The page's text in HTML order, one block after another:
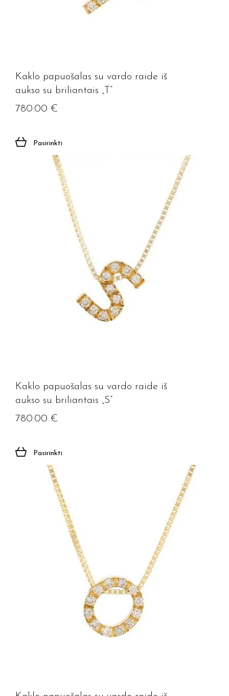
Kaklo papuošalas su vardo raide iš
aukso su briliantais „T”
780.00 €
Pasirinkti
Kaklo papuošalas su vardo raide iš
aukso su briliantais „S”
780.00 €
Pasirinkti